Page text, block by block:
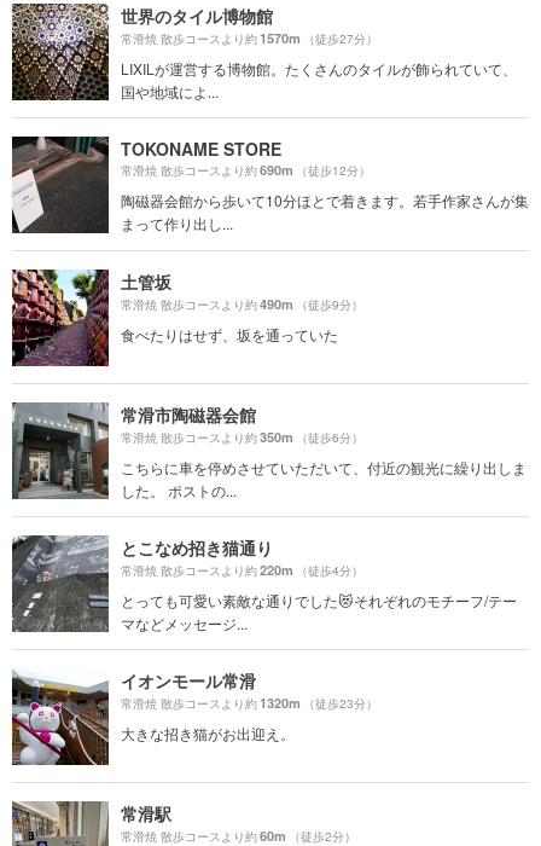
世界のタイル博物館
常滑焼 散歩コースより約1570m （徒歩27分）
LIXILが運営する博物館。たくさんのタイルが飾られていて、
国や地域によ...
TOKONAME STORE
常滑焼 散歩コースより約690m （徒歩12分）
陶磁器会館から歩いて10分ほとで着きます。若手作家さんが集
まって作り出し...
土管坂
常滑焼 散歩コースより約490m （徒歩9分）
食べたりはせず、坂を通っていた
常滑市陶磁器会館
常滑焼 散歩コースより約350m （徒歩6分）
こちらに車を停めさせていただいて、付近の観光に繰り出しま
した。 ポストの...
とこなめ招き猫通り
常滑焼 散歩コースより約220m （徒歩4分）
とっても可愛い素敵な通りでした😻それぞれのモチーフ/テー
マなどメッセージ...
イオンモール常滑
常滑焼 散歩コースより約1320m （徒歩23分）
大きな招き猫がお出迎え。
常滑駅
常滑焼 散歩コースより約60m （徒歩2分）